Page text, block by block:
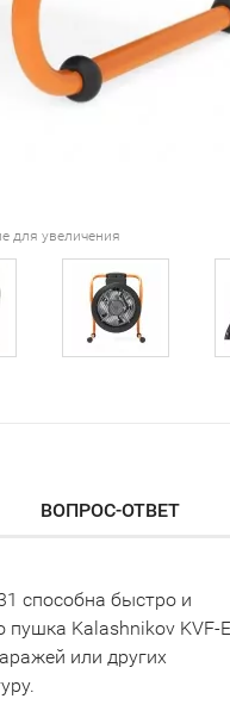
для увеличения
ВОПРОС-ОТВЕТ
способна быстро и
Kalashnikov KVF-
или других